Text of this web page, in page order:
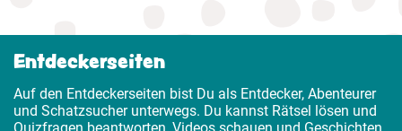
Entdeckerseiten
Auf den Entdeckerseiten bist Du als Entdecker, Abenteurer
und Schatzsucher unterwegs. Du kannst Rätsel lösen und
Quizfragen beantworten, Videos schauen und Geschichten